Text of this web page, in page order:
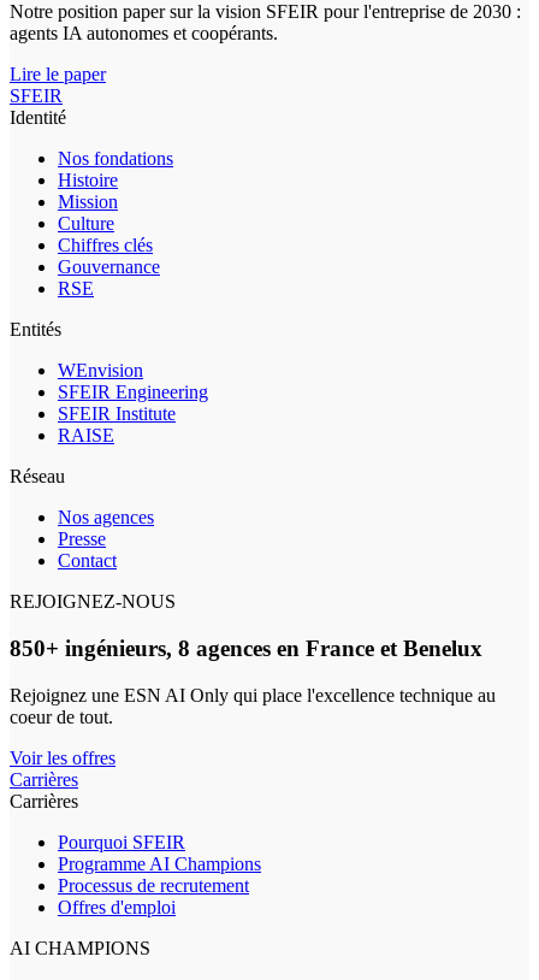
Notre position paper sur la vision SFEIR pour l'entreprise de 2030 :
agents IA autonomes et coopérants.
Lire le paper
SFEIR
Identité
Nos fondations
Histoire
Mission
Culture
Chiffres clés
Gouvernance
RSE
Entités
WEnvision
SFEIR Engineering
SFEIR Institute
RAISE
Réseau
Nos agences
Presse
Contact
REJOIGNEZ-NOUS
850+ ingénieurs, 8 agences en France et Benelux
Rejoignez une ESN AI Only qui place l'excellence technique au
coeur de tout.
Voir les offres
Carrières
Carrières
Pourquoi SFEIR
Programme AI Champions
Processus de recrutement
Offres d'emploi
AI CHAMPIONS